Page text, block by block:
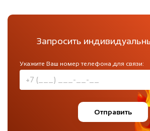
Запросить
Укажите Ваш номер телефона для связи:
Отправить